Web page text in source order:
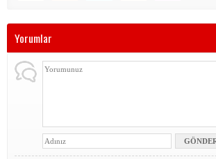
Yorumlar